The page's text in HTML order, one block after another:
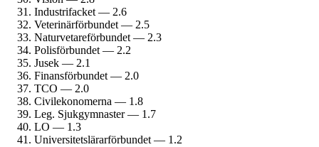
Industrifacket — 2.6
Veterinärförbundet — 2.5
Naturvetare­förbundet — 2.3
Polisförbundet — 2.2
Jusek — 2.1
Finans­förbundet — 2.0
TCO — 2.0
Civil­ekonomerna — 1.8
Leg. Sjukgymnaster — 1.7
LO — 1.3
Universitetslärar­förbundet — 1.2